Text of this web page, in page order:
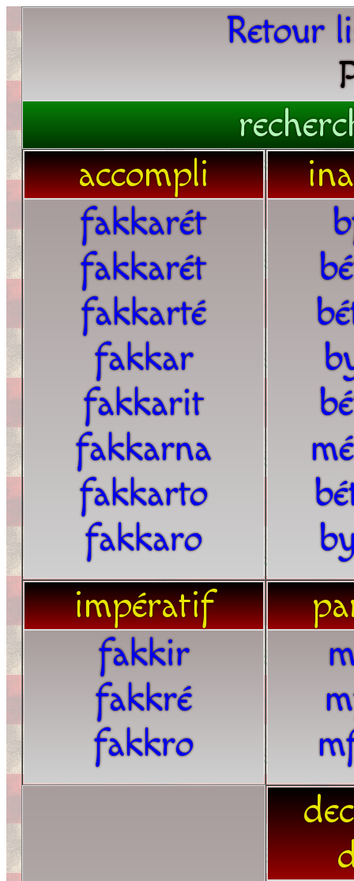
Retour
accompli
fakkarét
fakkarét
fakkarté
fakkar
fakkarit
fakkarna
fakkarto
fakkaro
impératif
fakkir
fakkré
fakkro